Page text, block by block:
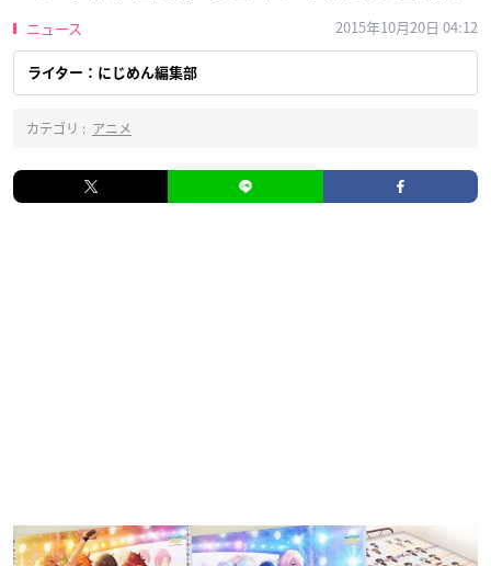
ニュース 2015年10月20日 04:12
ライター：にじめん編集部
カテゴリ : アニメ